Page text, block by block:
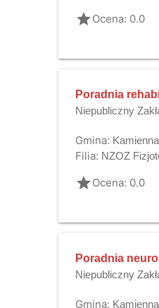
gradeOcena: 0.0
Poradnia
Niepubliczny
Gmina:
Filia: NZOZ
gradeOcena: 0.0
Poradnia
Niepubliczny
Gmina: